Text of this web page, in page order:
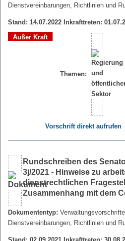
Dienstvereinbarungen, Richtlinien und
Stand: 14.07.2022 Inkrafttreten:
Außer Kraft
Themen:
Vorschrift direkt aufrufen
Rundschreiben des
3j/2021 - Hinweise zu
dienstrechtlichen
Zusammenhang mit dem
Dokumententyp:
Dienstvereinbarungen, Richtlinien und